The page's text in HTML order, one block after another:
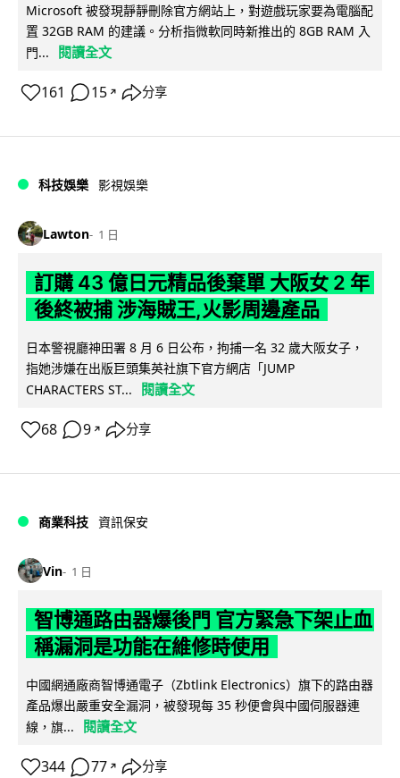
Microsoft 被發現靜靜刪除官方網站上，對遊戲玩家要為電腦配
置 32GB RAM 的建議。分析指微軟同時新推出的 8GB RAM 入
門...
閱讀全文
161 15 ↗ 分享
科技娛樂 影視娛樂
Lawton 1 日
訂購 43 億日元精品後棄單 大阪女 2 年
後終被捕 涉海賊王,火影周邊產品
日本警視廳神田署 8 月 6 日公布，拘捕一名 32 歲大阪女子，
指她涉嫌在出版巨頭集英社旗下官方網店「JUMP
CHARACTERS ST...
閱讀全文
68 9 ↗ 分享
商業科技 資訊保安
Vin 1 日
智博通路由器爆後門 官方緊急下架止血
稱漏洞是功能在維修時使用
中國網通廠商智博通電子（Zbtlink Electronics）旗下的路由器
產品爆出嚴重安全漏洞，被發現每 35 秒便會與中國伺服器連
線，旗...
閱讀全文
344 77 ↗ 分享